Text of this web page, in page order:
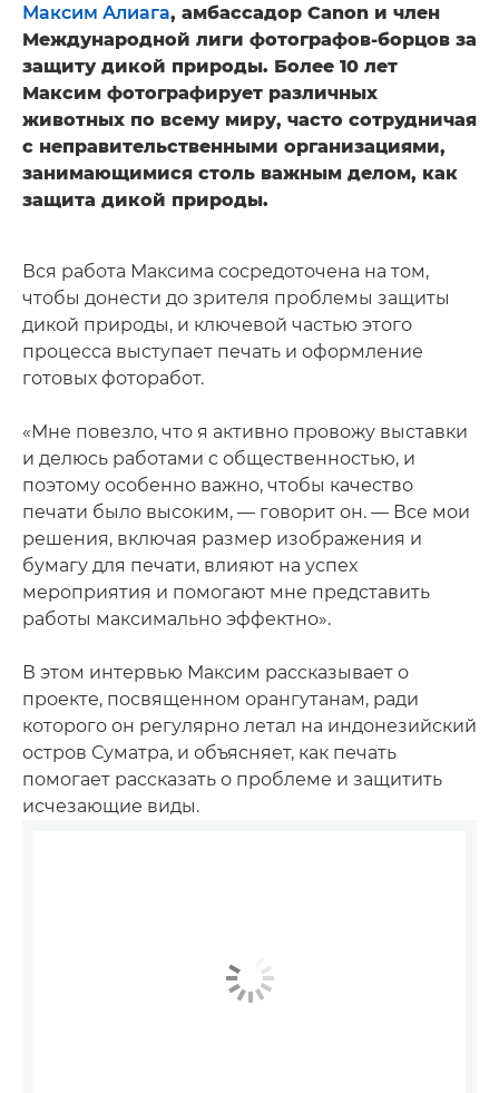
Максим Алиага, амбассадор Canon и член
Международной лиги фотографов-борцов за
защиту дикой природы. Более 10 лет
Максим фотографирует различных
животных по всему миру, часто сотрудничая
с неправительственными организациями,
занимающимися столь важным делом, как
защита дикой природы.
Вся работа Максима сосредоточена на том,
чтобы донести до зрителя проблемы защиты
дикой природы, и ключевой частью этого
процесса выступает печать и оформление
готовых фоторабот.
«Мне повезло, что я активно провожу выставки
и делюсь работами с общественностью, и
поэтому особенно важно, чтобы качество
печати было высоким, — говорит он. — Все мои
решения, включая размер изображения и
бумагу для печати, влияют на успех
мероприятия и помогают мне представить
работы максимально эффектно».
В этом интервью Максим рассказывает о
проекте, посвященном орангутанам, ради
которого он регулярно летал на индонезийский
остров Суматра, и объясняет, как печать
помогает рассказать о проблеме и защитить
исчезающие виды.